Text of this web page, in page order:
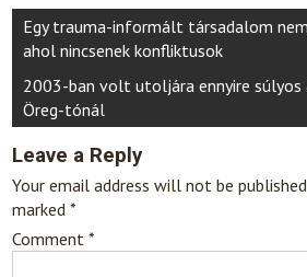
Post
navigation
Egy trauma-informált társadalom
ahol nincsenek konfliktusok
2003-ban volt utoljára ennyire
Öreg-tónál
Leave a Reply
Your email address will not be
marked*
Comment*